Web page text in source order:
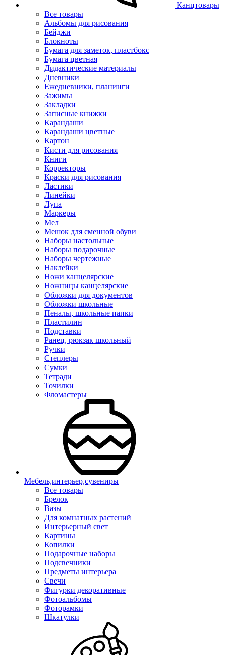
Канцтовары
Все товары
Альбомы для рисования
Бейджи
Блокноты
Бумага для заметок, пластбокс
Бумага цветная
Дидактические материалы
Дневники
Ежедневники, планинги
Зажимы
Закладки
Записные книжки
Карандаши
Карандаши цветные
Картон
Кисти для рисования
Книги
Корректоры
Краски для рисования
Ластики
Линейки
Лупа
Маркеры
Мел
Мешок для сменной обуви
Наборы настольные
Наборы подарочные
Наборы чертежные
Наклейки
Ножи канцелярские
Ножницы канцелярские
Обложки для документов
Обложки школьные
Пеналы, школьные папки
Пластилин
Подставки
Ранец, рюкзак школьный
Ручки
Степлеры
Сумки
Тетради
Точилки
Фломастеры
Мебель,интерьер,сувениры
Все товары
Брелок
Вазы
Для комнатных растений
Интерьерный свет
Картины
Копилки
Подарочные наборы
Подсвечники
Предметы интерьера
Свечи
Фигурки декоративные
Фотоальбомы
Фоторамки
Шкатулки